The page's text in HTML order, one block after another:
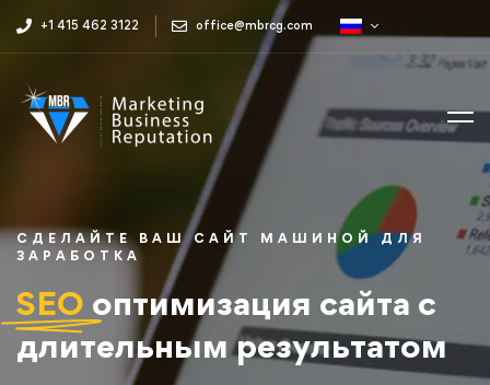
+1 415 462 3122 office@mbrcg.com
СДЕЛАЙТЕ ВАШ САЙТ МАШИНОЙ ДЛЯ
ЗАРАБОТКА
SEO оптимизация сайта с
длительным результатом